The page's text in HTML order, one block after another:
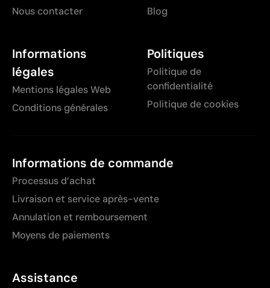
Nous contacter
Blog
Informations
légales
Mentions légales Web
Conditions générales
Politiques
Politique de
confidentialité
Politique de cookies
Informations de commande
Processus d’achat
Livraison et service après-vente
Annulation et remboursement
Moyens de paiements
Assistance